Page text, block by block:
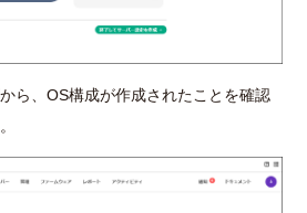
ら、 OS構成が作成されたことを確認